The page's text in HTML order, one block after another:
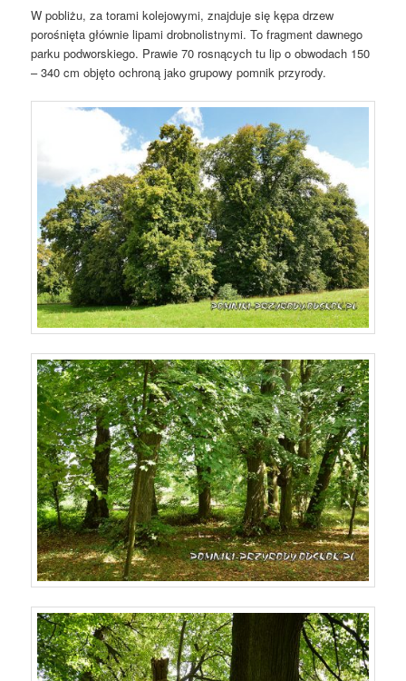
W pobliżu, za torami kolejowymi, znajduje się kępa drzew
porośnięta głównie lipami drobnolistnymi. To fragment dawnego
parku podworskiego. Prawie 70 rosnących tu lip o obwodach 150
– 340 cm objęto ochroną jako grupowy pomnik przyrody.